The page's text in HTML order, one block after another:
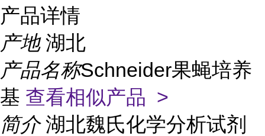
产品详情
产地 湖北
产品名称Schneider果蝇培养
基 查看相似产品 >
简介 湖北魏氏化学分析试剂